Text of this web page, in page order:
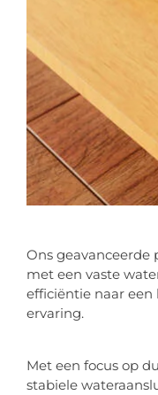
Ons geavanceerde
met een vaste
efficiëntie naar een
ervaring.
Met een focus op
stabiele